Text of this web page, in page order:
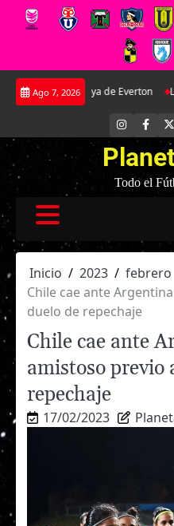
Saltar
Ago 7, 2026
joya de Everton La Roja
Todo el
Inicio 2023 febrero
Chile cae ante
duelo de repechaje
Chile cae ante
amistoso previo
repechaje
17/02/2023